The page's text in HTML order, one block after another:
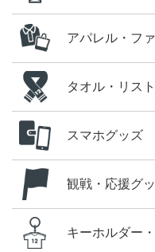
アパレル・フ
タオル・リス
スマホグッズ
観戦・応援グ
キーホルダー